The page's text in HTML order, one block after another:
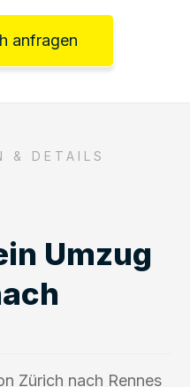
anfragen
& DETAILS
Umzug
Zürich nach Rennes